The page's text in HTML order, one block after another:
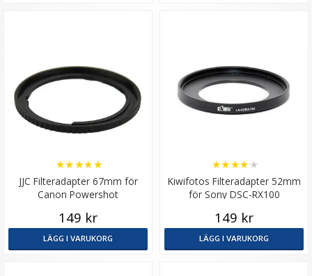
JJC Filteradapter 67mm för
Canon Powershot
★★★★★
149 kr
LÄGG I VARUKORG
Kiwifotos Filteradapter 52mm
för Sony DSC-RX100
★★★★ ★
149 kr
LÄGG I VARUKORG